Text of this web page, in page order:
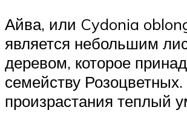
Айва, или Cydonia
является небольшим
деревом, которое
семейству
произрастания теплый